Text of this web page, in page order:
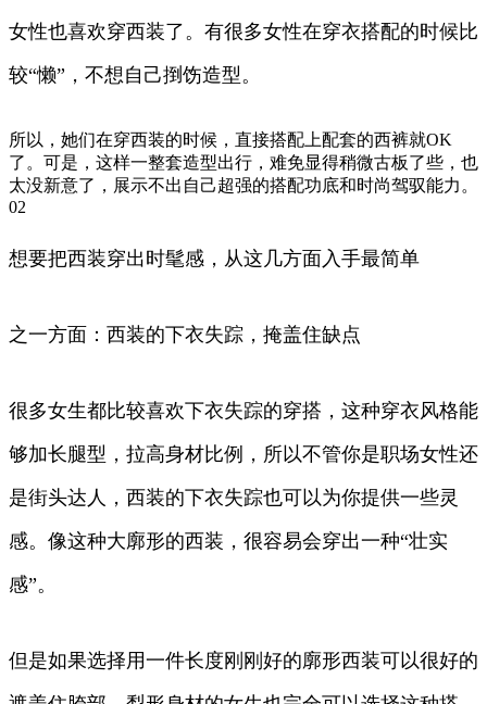
女性也喜欢穿西装了。有很多女性在穿衣搭配的时候比
较“懒”，不想自己捯饬造型。
所以，她们在穿西装的时候，直接搭配上配套的西裤就OK
了。可是，这样一整套造型出行，难免显得稍微古板了些，也
太没新意了，展示不出自己超强的搭配功底和时尚驾驭能力。
02
想要把西装穿出时髦感，从这几方面入手最简单
之一方面：西装的下衣失踪，掩盖住缺点
很多女生都比较喜欢下衣失踪的穿搭，这种穿衣风格能
够加长腿型，拉高身材比例，所以不管你是职场女性还
是街头达人，西装的下衣失踪也可以为你提供一些灵
感。像这种大廓形的西装，很容易会穿出一种“壮实
感”。
但是如果选择用一件长度刚刚好的廓形西装可以很好的